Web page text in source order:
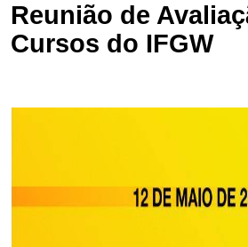
Reunião de
Cursos do IFGW